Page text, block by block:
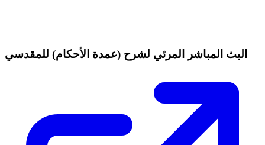
البث المباشر المرئي لشرح (عمدة الأحكام) للمقدسي